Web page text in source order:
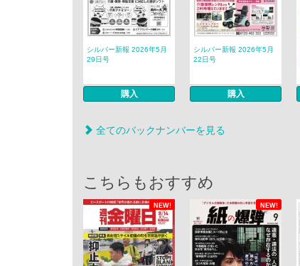
シルバー新報 2026年5月
29日号
購入
シルバー新報 2026年5月
22日号
購入
全てのバックナンバーを見る
こちらもおすすめ
NEW! NEW!